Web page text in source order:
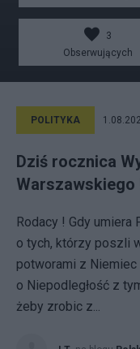
3
Obserwujących
POLITYKA
Dziś rocznica
Warszawskiego
Rodacy ! Gdy umiera
o tych, którzy poszli
potworami z
o Niepodległość z
żeby zrobic z...